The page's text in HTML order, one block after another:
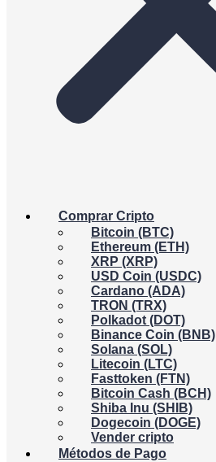
Comprar Cripto
Bitcoin (BTC)
Ethereum (ETH)
XRP (XRP)
USD Coin (USDC)
Cardano (ADA)
TRON (TRX)
Polkadot (DOT)
Binance Coin (BNB)
Solana (SOL)
Litecoin (LTC)
Fasttoken (FTN)
Bitcoin Cash (BCH)
Shiba Inu (SHIB)
Dogecoin (DOGE)
Vender cripto
Métodos de Pago